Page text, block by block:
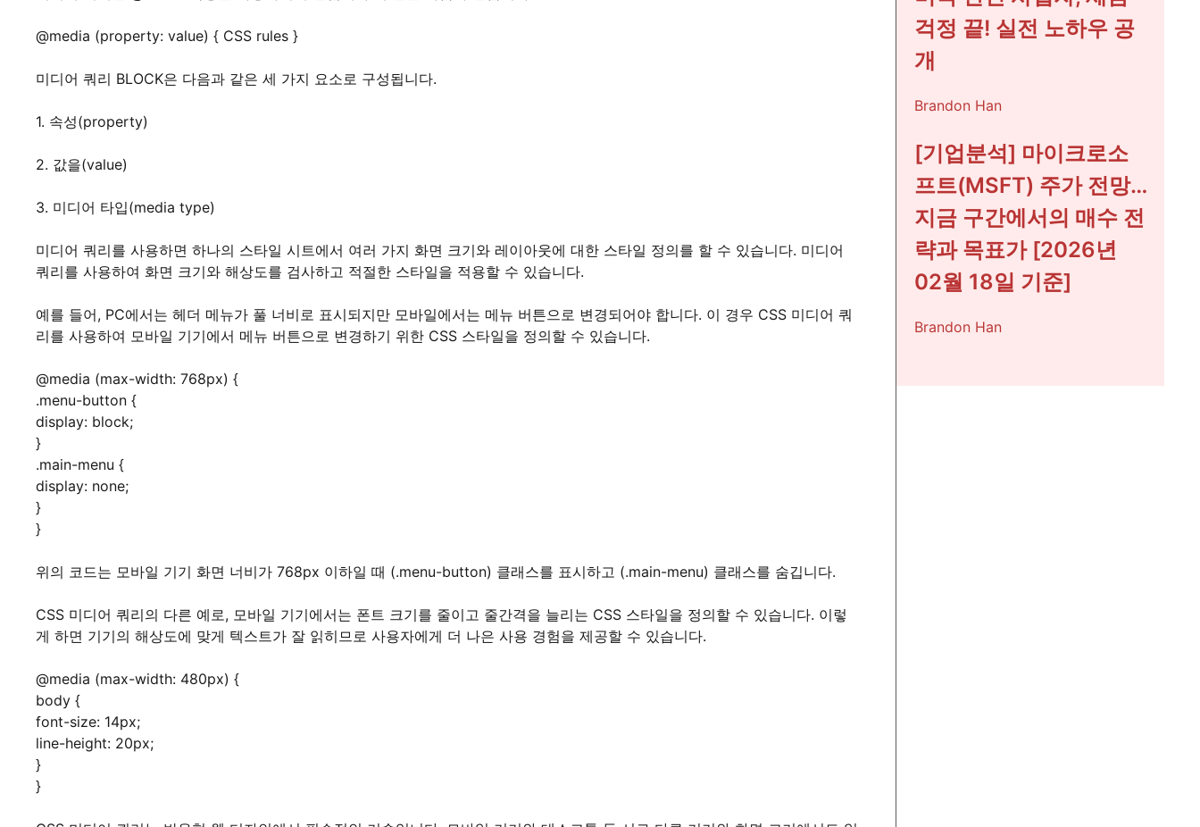
@media (property: value) { CSS rules }
미디어 쿼리 BLOCK은 다음과 같은 세 가지 요소로 구성됩니다.
1. 속성(property)
2. 값을(value)
3. 미디어 타입(media type)
미디어 쿼리를 사용하면 하나의 스타일 시트에서 여러 가지 화면 크기와 레이아웃에 대한 스타일 정의를 할 수 있습니다. 미디어
쿼리를 사용하여 화면 크기와 해상도를 검사하고 적절한 스타일을 적용할 수 있습니다.
예를 들어, PC에서는 헤더 메뉴가 풀 너비로 표시되지만 모바일에서는 메뉴 버튼으로 변경되어야 합니다. 이 경우 CSS 미디어 쿼
리를 사용하여 모바일 기기에서 메뉴 버튼으로 변경하기 위한 CSS 스타일을 정의할 수 있습니다.
@media (max-width: 768px) {
.menu-button {
display: block;
}
.main-menu {
display: none;
}
}
위의 코드는 모바일 기기 화면 너비가 768px 이하일 때 (.menu-button) 클래스를 표시하고 (.main-menu) 클래스를 숨깁니다.
CSS 미디어 쿼리의 다른 예로, 모바일 기기에서는 폰트 크기를 줄이고 줄간격을 늘리는 CSS 스타일을 정의할 수 있습니다. 이렇
게 하면 기기의 해상도에 맞게 텍스트가 잘 읽히므로 사용자에게 더 나은 사용 경험을 제공할 수 있습니다.
@media (max-width: 480px) {
body {
font-size: 14px;
line-height: 20px;
}
}
걱정 끝! 실전 노하우 공
개
Brandon Han
[기업분석] 마이크로소
프트(MSFT) 주가 전망…
지금 구간에서의 매수 전
략과 목표가 [2026년
02월 18일 기준]
Brandon Han